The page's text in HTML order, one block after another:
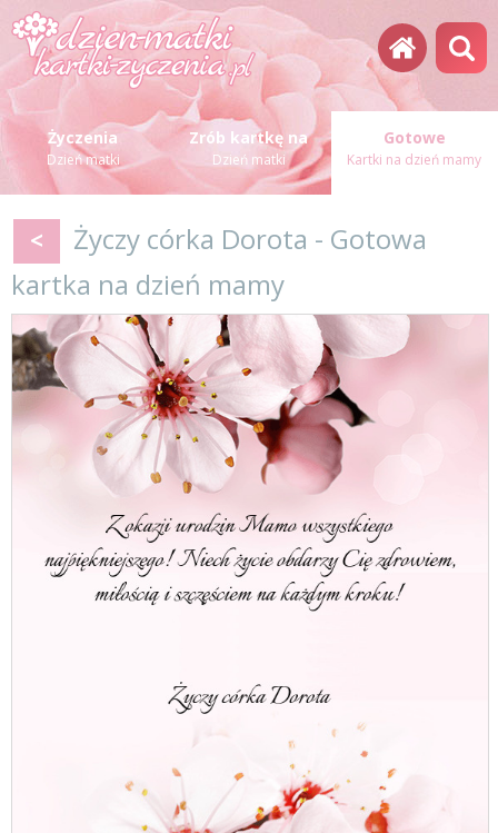
Życzenia
Dzień matki
Zrób kartkę na
Dzień matki
Gotowe
Kartki na dzień mamy
<
Życzy córka Dorota - Gotowa
kartka na dzień mamy